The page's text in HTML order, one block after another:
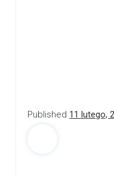
Published 11 lutego,